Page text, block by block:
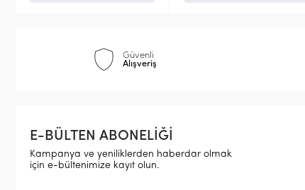
Güvenli
Alışveriş
E-BÜLTEN ABONELİĞİ
Kampanya ve yeniliklerden haberdar olmak
için e-bültenimize kayıt olun.